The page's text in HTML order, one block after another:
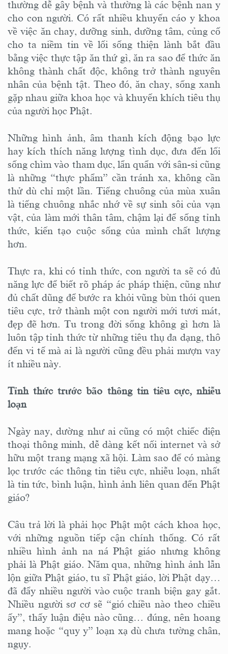
thường dễ gây bệnh và thường là các bệnh nan y
cho con người. Có rất nhiều khuyến cáo y khoa
về việc ăn chay, dưỡng sinh, dưỡng tâm, củng cố
cho ta niềm tin về lối sống thiện lành bắt đầu
bằng việc thực tập ăn thứ gì, ăn ra sao để thức ăn
không thành chất độc, không trở thành nguyên
nhân của bệnh tật. Theo đó, ăn chay, sống xanh
gặp nhau giữa khoa học và khuyến khích tiêu thụ
của người học Phật.
Những hình ảnh, âm thanh kích động bạo lực
hay kích thích năng lượng tình dục, đưa đến lối
sống chìm vào tham dục, lẩn quẩn với sân-si cũng
là những “thực phẩm” cần tránh xa, không cần
thử dù chỉ một lần. Tiếng chuông của mùa xuân
là tiếng chuông nhắc nhớ về sự sinh sôi của vạn
vật, của làm mới thân tâm, chậm lại để sống tỉnh
thức, kiến tạo cuộc sống của mình chất lượng
hơn.
Thực ra, khi có tỉnh thức, con người ta sẽ có đủ
năng lực để biết rõ pháp ác pháp thiện, cũng như
đủ chất dũng để bước ra khỏi vũng bùn thói quen
tiêu cực, trở thành một con người mới tươi mát,
đẹp đẽ hơn. Tu trong đời sống không gì hơn là
luôn tập tỉnh thức từ những tiêu thụ đa dạng, thô
đến vi tế mà ai là người cũng đều phải mượn vay
ít nhiều này.
Tỉnh thức trước bão thông tin tiêu cực, nhiễu
loạn
Ngày nay, dường như ai cũng có một chiếc điện
thoại thông minh, dễ dàng kết nối internet và sở
hữu một trang mạng xã hội. Làm sao để có màng
lọc trước các thông tin tiêu cực, nhiễu loạn, nhất
là tin tức, bình luận, hình ảnh liên quan đến Phật
giáo?
Câu trả lời là phải học Phật một cách khoa học,
với những nguồn tiếp cận chính thống. Có rất
nhiều hình ảnh na ná Phật giáo nhưng không
phải là Phật giáo. Năm qua, những hình ảnh lẫn
lộn giữa Phật giáo, tu sĩ Phật giáo, lời Phật dạy…
đã đẩy nhiều người vào cuộc tranh biện gay gắt.
Nhiều người sơ cơ sẽ “gió chiều nào theo chiều
ấy”, thấy luận điệu nào cũng… đúng, nên hoang
mang hoặc “quy y” loạn xạ dù chưa tường chân,
ngụy.